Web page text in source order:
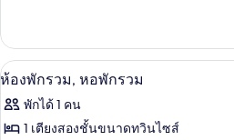
หอพัก
รวม
เกี่ยว
กับ
ห้อง
รวม,
หอพัก
เปิด
ภาพถ่าย
ทั้งหมด
4
ห้องพักรวม, หอพักรวม
พักได้ 1 คน
1 เตียงสองชั้นขนาดทวินไซส์